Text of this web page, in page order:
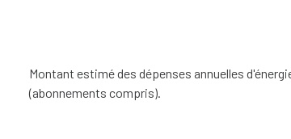
Montant estimé des dépenses annuelles
(abonnements compris).